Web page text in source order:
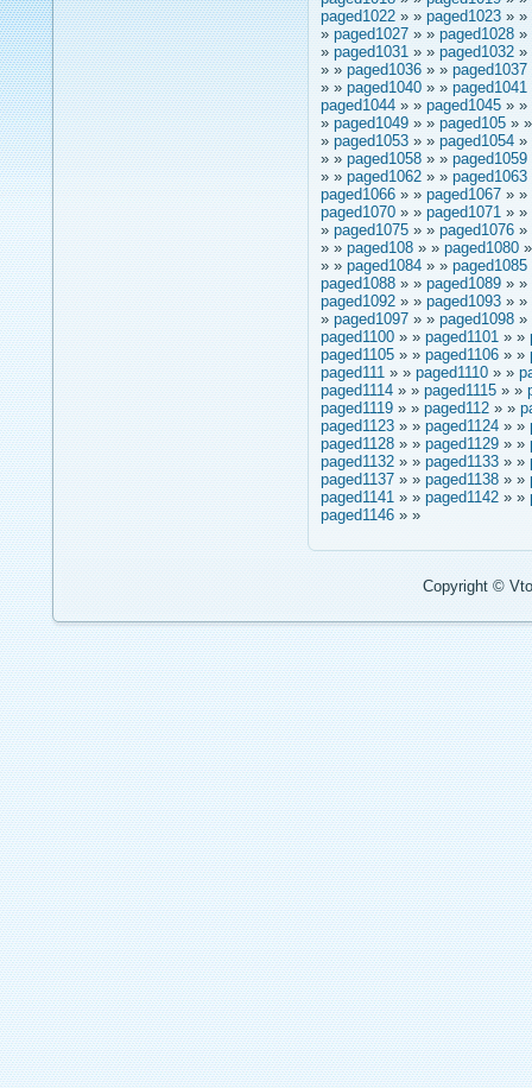
paged1022 » » paged1023 » »
» paged1027 » » paged1028
» paged1031 » » paged1032
» » paged1036 » » paged1037
» » paged1040 » » paged1041
paged1044 » » paged1045 » »
» paged1049 » » paged105 »
» paged1053 » » paged1054
» » paged1058 » » paged1059
» » paged1062 » » paged1063
paged1066 » » paged1067 » »
paged1070 » » paged1071 » »
» paged1075 » » paged1076
» » paged108 » » paged1080
» » paged1084 » » paged1085
paged1088 » » paged1089 » »
paged1092 » » paged1093 » »
» paged1097 » » paged1098
paged1100 » » paged1101 » »
paged1105 » » paged1106 » »
paged111 » » paged1110 » »
paged1114 » » paged1115 » »
paged1119 » » paged112 » »
paged1123 » » paged1124 » »
paged1128 » » paged1129 » »
paged1132 » » paged1133 » »
paged1137 » » paged1138 » »
paged1141 » » paged1142 » »
paged1146 » »
Copyright ©